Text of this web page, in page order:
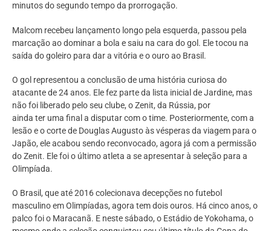
minutos do segundo tempo da prorrogação.
Malcom recebeu lançamento longo pela esquerda, passou pela
marcação ao dominar a bola e saiu na cara do gol. Ele tocou na
saída do goleiro para dar a vitória e o ouro ao Brasil.
O gol representou a conclusão de uma história curiosa do
atacante de 24 anos. Ele fez parte da lista inicial de Jardine, mas
não foi liberado pelo seu clube, o Zenit, da Rússia, por
ainda ter uma final a disputar com o time. Posteriormente, com a
lesão e o corte de Douglas Augusto às vésperas da viagem para o
Japão, ele acabou sendo reconvocado, agora já com a permissão
do Zenit. Ele foi o último atleta a se apresentar à seleção para a
Olimpíada.
O Brasil, que até 2016 colecionava decepções no futebol
masculino em Olimpíadas, agora tem dois ouros. Há cinco anos, o
palco foi o Maracanã. E neste sábado, o Estádio de Yokohama, o